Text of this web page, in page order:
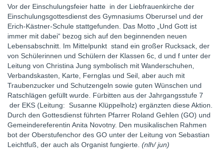
Vor der Einschulungsfeier hatte in der Liebfrauenkirche der
Einschulungsgottesdienst des Gymnasiums Oberursel und der
Erich-Kästner-Schule stattgefunden. Das Motto „Und Gott ist
immer mit dabei“ bezog sich auf den beginnenden neuen
Lebensabschnitt. Im Mittelpunkt stand ein großer Rucksack, der
von Schülerinnen und Schülern der Klassen 6c, d und f unter der
Leitung von Christina Jung symbolisch mit Wanderschuhen,
Verbandskasten, Karte, Fernglas und Seil, aber auch mit
Traubenzucker und Schutzengeln sowie guten Wünschen und
Ratschlägen gefüllt wurde. Fürbitten aus der Jahrgangsstufe 7
der EKS (Leitung: Susanne Klüppelholz) ergänzten diese Aktion.
Durch den Gottesdienst führten Pfarrer Roland Gehlen (GO) und
Gemeindereferentin Anita Novotny. Den musikalischen Rahmen
bot der Oberstufenchor des GO unter der Leitung von Sebastian
Leichtfuß, der auch als Organist fungierte. (nlh/ jun)